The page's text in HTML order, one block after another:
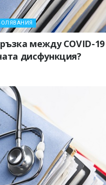
между COVID-
дисфункция?